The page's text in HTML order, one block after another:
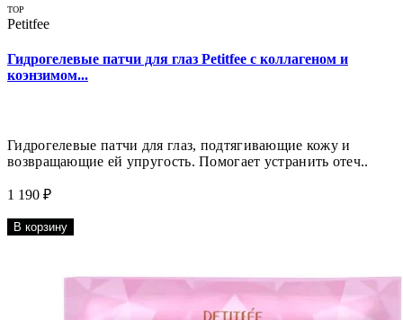
TOP
Petitfee
Гидрогелевые патчи для глаз Petitfee с коллагеном и
коэнзимом...
Гидрогелевые патчи для глаз, подтягивающие кожу и
возвращающие ей упругость. Помогает устранить отеч..
1 190 ₽
В корзину